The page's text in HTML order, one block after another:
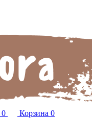
0 Корзина 0